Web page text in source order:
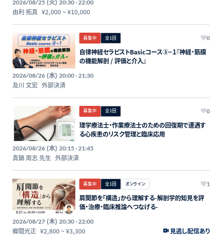
2026/08/25 (火) 20:30 - 22:00
由利 拓真 ¥2,000~¥10,000
募集中 全1回 0
自律神経セラピストBasicコース③−１『神経・筋膜
の機能解剖 / 評価と介入』
2026/08/26 (水) 20:00 - 21:30
及川 文宏 外部決済
募集中 全1回 0
理学療法士・作業療法士のための回復期で遭遇す
る心疾患のリスク管理と臨床応用
2026/08/26 (水) 20:15 - 21:45
真鍋 周志 先生 外部決済
募集中 全1回 オンライン 1
肩関節を「構造」から理解する-解剖学的知見を評
価・治療・臨床推論へつなげる-
2026/08/27 (木) 20:30 - 22:00
郷間光正 ¥2,800~¥3,300 見逃し配信あり